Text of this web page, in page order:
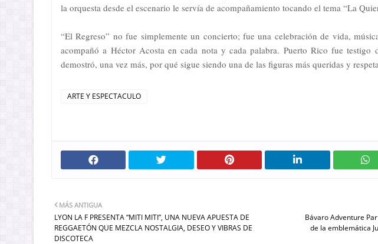
la orquesta desde el escenario le servía de acompañamiento tocando el tema “La
“El Regreso” no fue simplemente un concierto; fue una celebración de vida,
acompañó a Héctor Acosta en cada nota y cada palabra. Puerto Rico fue
demostró, una vez más, por qué sigue siendo una de las figuras más queridas y
ARTE Y ESPECTACULO
Bávaro Adventure
de la emblemática
MÁS ANTIGUA
LYON LA F PRESENTA “MITI MITI”, UNA NUEVA APUESTA DE
REGGAETÓN QUE MEZCLA NOSTALGIA, DESEO Y VIBRAS DE
DISCOTECA